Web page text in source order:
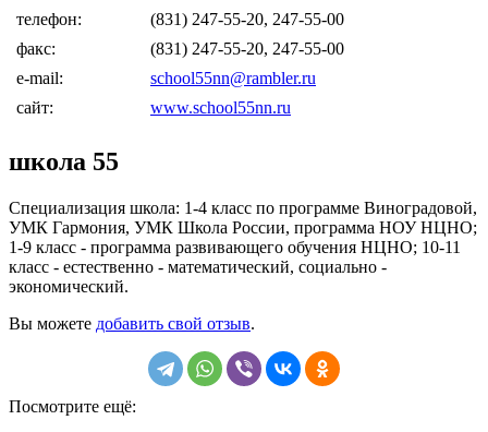
телефон:
(831) 247-55-20, 247-55-00
факс:
(831) 247-55-20, 247-55-00
e-mail:
school55nn@rambler.ru
сайт:
www.school55nn.ru
школа 55
Специализация школа: 1-4 класс по программе Виноградовой,
УМК Гармония, УМК Школа России, программа НОУ НЦНО;
1-9 класс - программа развивающего обучения НЦНО; 10-11
класс - естественно - математический, социально -
экономический.
Вы можете добавить свой отзыв.
Посмотрите ещё: